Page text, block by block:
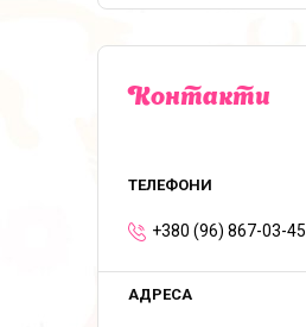
Контакти
+380 (96) 867-03-45